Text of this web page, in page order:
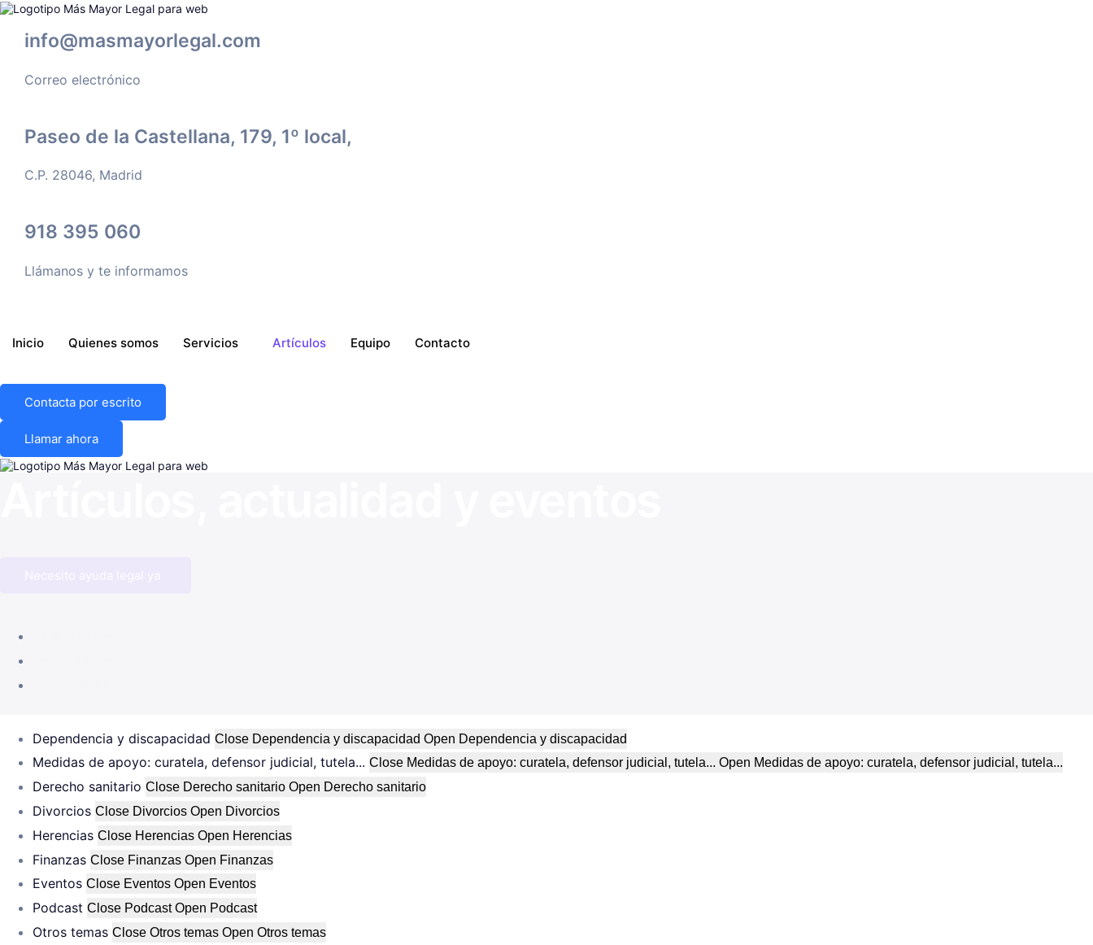
Skip
contentinfo@masmayorlegal.com
Correo electrónico
Paseo de la Castellana, 179, 1º local,
C.P. 28046, Madrid
918 395 060
Llámanos y te informamos
Inicio Quienes somos Servicios Artículos Equipo Contacto
Contacta por escrito
Llamar ahora
Dependencia y discapacidad Close Dependencia y discapacidad Open Dependencia y discapacidad
Medidas de apoyo: curatela, defensor judicial, tutela... Close Medidas de apoyo: curatela, defensor judicial, tutela... Open Medidas de apoyo: curatela, defensor judicial, tutela...
Derecho sanitario Close Derecho sanitario Open Derecho sanitario
Divorcios Close Divorcios Open Divorcios
Herencias Close Herencias Open Herencias
Finanzas Close Finanzas Open Finanzas
Eventos Close Eventos Open Eventos
Podcast Close Podcast Open Podcast
Otros temas Close Otros temas Open Otros temas